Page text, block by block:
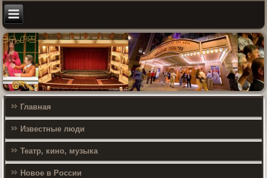
Главная
Известные люди
Театр, кино, музыка
Новое в России